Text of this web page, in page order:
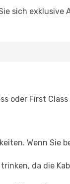
sich exklusive
oder First Class
Wenn Sie
da die